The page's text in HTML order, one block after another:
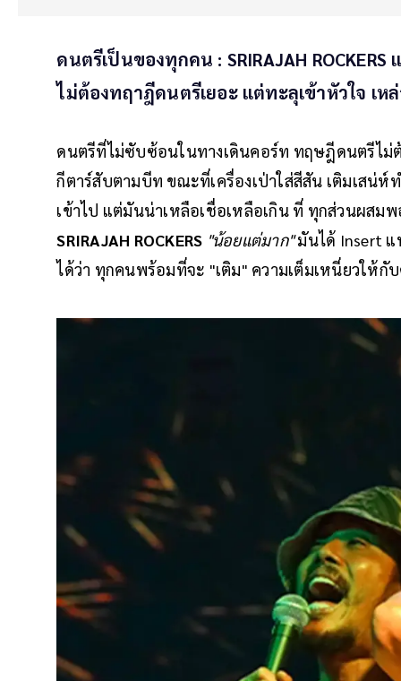
ดนตรีเป็นของทุกคน : SRIRAJAH
ไม่ต้องทฤาฎีดนตรีเยอะ แต่ทะลุเข้าหัวใจ เห
ดนตรีที่ไม่ซับซ้อนในทางเดินคอร์ท ทฤษฎีดนตรีไม่
กีตาร์สับตามบีท ขณะที่เครื่องเป่าใส่สีสัน เติมเสน่ห์
เข้าไป แต่มันน่าเหลือเชื่อเหลือเกิน ที่ ทุกส่วนผสม
SRIRAJAH ROCKERS "น้อยแต่มาก"มันได้ Insert แ
ได้ว่า ทุกคนพร้อมที่จะ "เติม" ความเต็มเหนี่ยวให้กั